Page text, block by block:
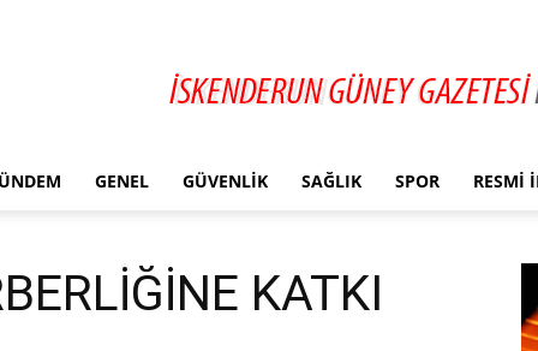
GENEL GÜVENLIK SAĞLIK SPOR RESMI
KATKI